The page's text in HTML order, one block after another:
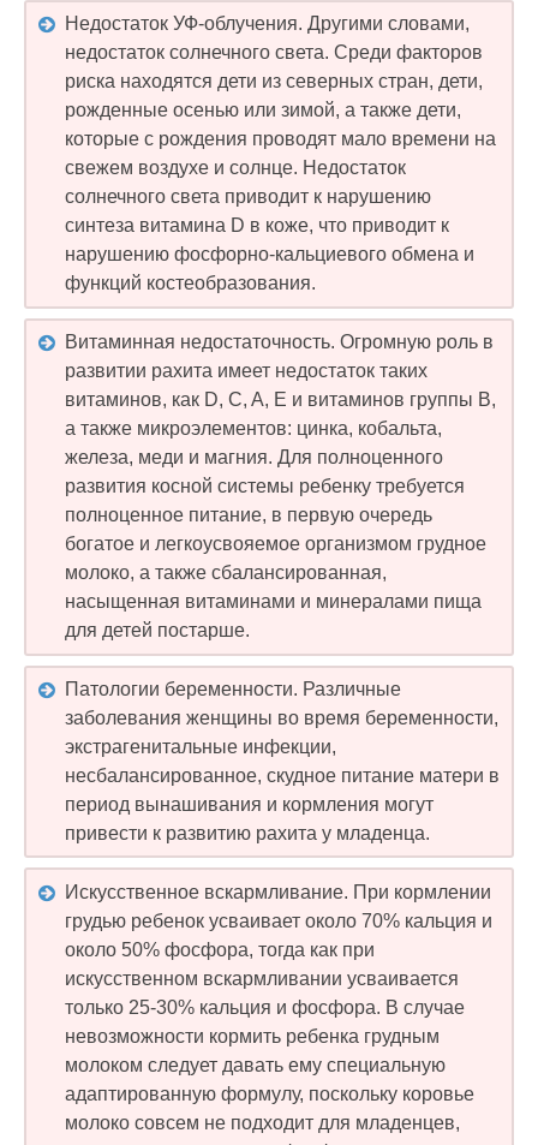
Недостаток УФ-облучения. Другими словами,
недостаток солнечного света. Среди факторов
риска находятся дети из северных стран, дети,
рожденные осенью или зимой, а также дети,
которые с рождения проводят мало времени на
свежем воздухе и солнце. Недостаток
солнечного света приводит к нарушению
синтеза витамина D в коже, что приводит к
нарушению фосфорно-кальциевого обмена и
функций костеобразования.
Витаминная недостаточность. Огромную роль в
развитии рахита имеет недостаток таких
витаминов, как D, C, A, E и витаминов группы B,
а также микроэлементов: цинка, кобальта,
железа, меди и магния. Для полноценного
развития косной системы ребенку требуется
полноценное питание, в первую очередь
богатое и легкоусвояемое организмом грудное
молоко, а также сбалансированная,
насыщенная витаминами и минералами пища
для детей постарше.
Патологии беременности. Различные
заболевания женщины во время беременности,
экстрагенитальные инфекции,
несбалансированное, скудное питание матери в
период вынашивания и кормления могут
привести к развитию рахита у младенца.
Искусственное вскармливание. При кормлении
грудью ребенок усваивает около 70% кальция и
около 50% фосфора, тогда как при
искусственном вскармливании усваивается
только 25-30% кальция и фосфора. В случае
невозможности кормить ребенка грудным
молоком следует давать ему специальную
адаптированную формулу, поскольку коровье
молоко совсем не подходит для младенцев,